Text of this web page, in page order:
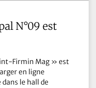
N°09 est
Firmin Mag » est
en ligne
le hall de